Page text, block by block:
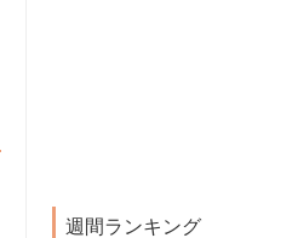
週間ランキング